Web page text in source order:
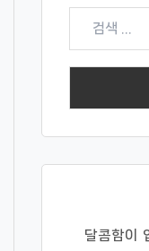
검
달콤함이